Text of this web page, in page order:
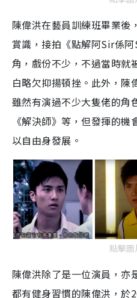
陳偉洪在藝員訓練班畢業後
賞識，接拍《點解阿Sir係
角，戲份不少，不過當時就
白略欠抑揚頓挫。此外，陳
雖然有演過不少大隻佬的角
《解決師》等，但發揮的
以自由身發展。
點擊
陳偉洪除了是一位演員，亦
都有健身習慣的陳偉洪，於